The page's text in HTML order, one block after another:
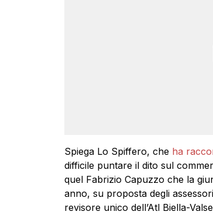
Spiega Lo Spiffero, cheha
difficile puntare il dito sul
quel Fabrizio Capuzzo che la
anno, su proposta degli
revisore unico dell’Atl Biella-